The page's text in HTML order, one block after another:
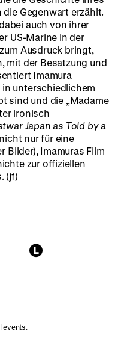
Gegenwart erzählt.
auch von ihrer
US-Marine in der
Ausdruck bringt,
mit der Besatzung und
Imamura
unterschiedlichem
sind und die „Madame
ironisch
Japan as Told by a
nur für eine
Bilder), Imamuras Film
zur offiziellen
(jf)
To
events.